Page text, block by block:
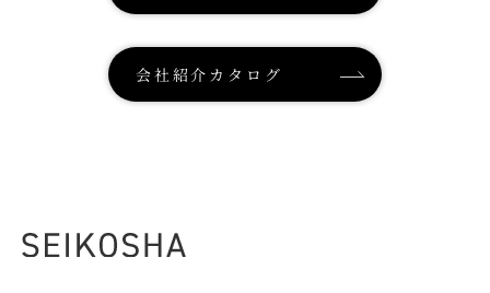
会社紹介カタログ